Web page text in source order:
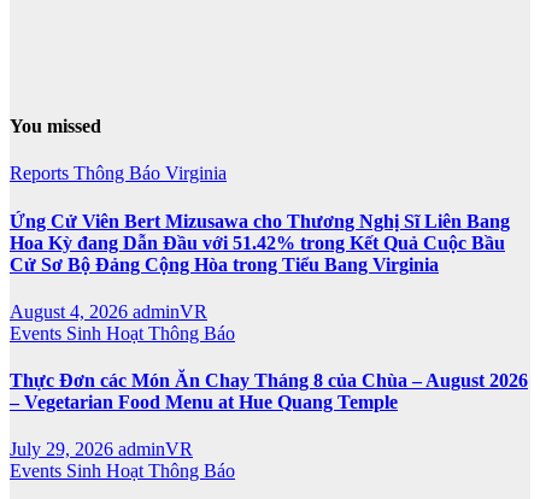
You missed
Reports Thông Báo Virginia
Ứng Cử Viên Bert Mizusawa cho Thương Nghị Sĩ Liên Bang
Hoa Kỳ đang Dẫn Đầu với 51.42% trong Kết Quả Cuộc Bầu
Cử Sơ Bộ Đảng Cộng Hòa trong Tiểu Bang Virginia
August 4, 2026 adminVR
Events Sinh Hoạt Thông Báo
Thực Đơn các Món Ăn Chay Tháng 8 của Chùa – August 2026
– Vegetarian Food Menu at Hue Quang Temple
July 29, 2026 adminVR
Events Sinh Hoạt Thông Báo